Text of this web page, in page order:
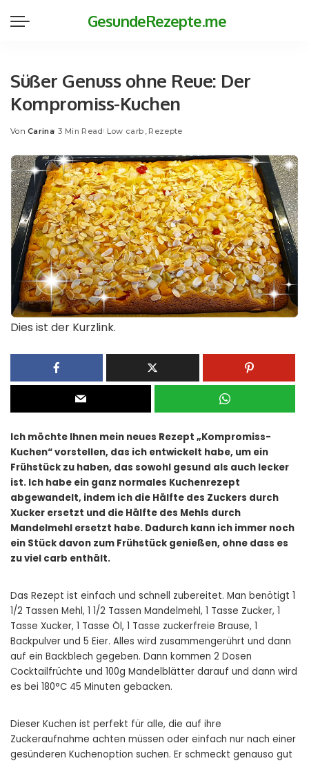
GesundeRezepte.me
Süßer Genuss ohne Reue: Der
Kompromiss-Kuchen
Posted
Von Carina 3 Min Read Low carb Rezepte
Dies ist der Kurzlink.
Ich möchte Ihnen mein neues Rezept „Kompromiss-
Kuchen“ vorstellen, das ich entwickelt habe, um ein
Frühstück zu haben, das sowohl gesund als auch lecker
ist. Ich habe ein ganz normales Kuchenrezept
abgewandelt, indem ich die Hälfte des Zuckers durch
Xucker ersetzt und die Hälfte des Mehls durch
Mandelmehl ersetzt habe. Dadurch kann ich immer noch
ein Stück davon zum Frühstück genießen, ohne dass es
zu viel carb enthält.
Das Rezept ist einfach und schnell zubereitet. Man benötigt 1
1/2 Tassen Mehl, 1 1/2 Tassen Mandelmehl, 1 Tasse Zucker, 1
Tasse Xucker, 1 Tasse Öl, 1 Tasse zuckerfreie Brause, 1
Backpulver und 5 Eier. Alles wird zusammengerührt und dann
auf ein Backblech gegeben. Dann kommen 2 Dosen
Cocktailfrüchte und 100g Mandelblätter darauf und dann wird
es bei 180°C 45 Minuten gebacken.
Dieser Kuchen ist perfekt für alle, die auf ihre
Zuckeraufnahme achten müssen oder einfach nur nach einer
gesünderen Kuchenoption suchen. Er schmeckt genauso gut